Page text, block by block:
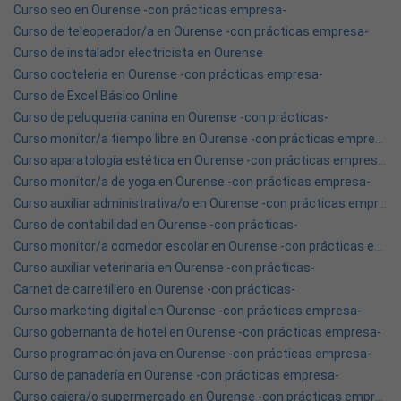
Curso seo en Ourense -con prácticas empresa-
Curso de teleoperador/a en Ourense -con prácticas empresa-
Curso de instalador electricista en Ourense
Curso cocteleria en Ourense -con prácticas empresa-
Curso de Excel Básico Online
Curso de peluqueria canina en Ourense -con prácticas-
Curso monitor/a de yoga en Ourense -con prácticas empresa-
Curso de contabilidad en Ourense -con prácticas-
Curso auxiliar veterinaria en Ourense -con prácticas-
Carnet de carretillero en Ourense -con prácticas-
Curso marketing digital en Ourense -con prácticas empresa-
Curso gobernanta de hotel en Ourense -con prácticas empresa-
Curso programación java en Ourense -con prácticas empresa-
Curso de panadería en Ourense -con prácticas empresa-